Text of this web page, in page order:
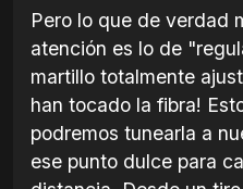
Pero lo que de verdad
atención es lo de
martillo totalmente
han tocado la fibra!
podremos tunearla a
ese punto dulce para